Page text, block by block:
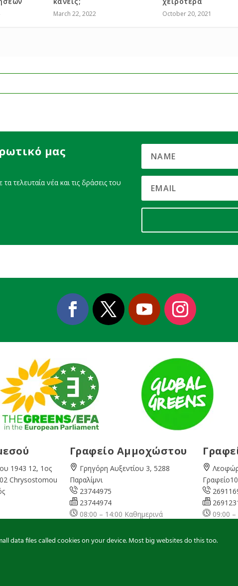
March 22, 2022 October 20, 2021
μας
τελευταία νέα και τις δράσεις του
1943 12, 1ος
Chrysostomou
Γραφείο Αμμοχώστου
Γρηγόρη Αυξεντίου 3, 5288
Παραλίμνι
23744975
23744974
08:00 – 14:00 Καθημερινά
09:00
data files called cookies on your device. Most big websites do this too.